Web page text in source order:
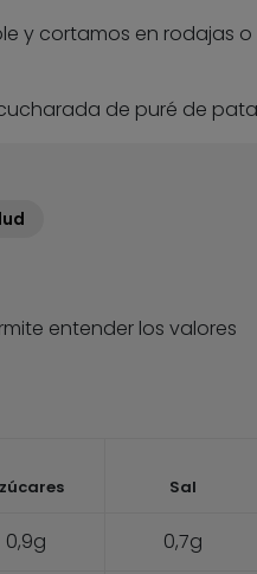
y cortamos en rodajas o
de puré de
entender los valores
Sal
0,9g 0,7g